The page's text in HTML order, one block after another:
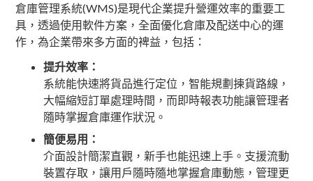
倉庫管理系統(WMS)是現代企業提升營運效率的重要工
具，透過使用軟件方案，全面優化倉庫及配送中心的運
作，為企業帶來多方面的裨益，包括：
提升效率：
系統能快速將貨品進行定位，智能規劃揀貨路線，
大幅縮短訂單處理時間，而即時報表功能讓管理者
隨時掌握倉庫運作狀況。
簡便易用：
介面設計簡潔直觀，新手也能迅速上手。支援流動
裝置存取，讓用戶隨時隨地掌握倉庫動態，管理更